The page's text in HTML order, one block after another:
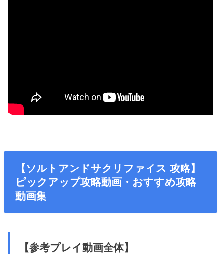
【ソルトアンドサクリファイス 攻略】
ピックアップ攻略動画・おすすめ攻略
動画集
【参考プレイ動画全体】